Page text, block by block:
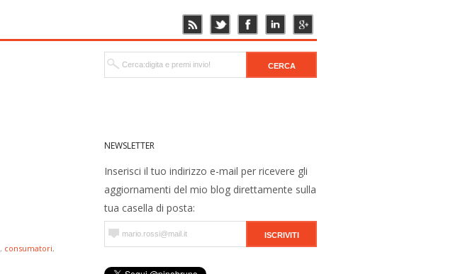
NEWSLETTER
Inserisci il tuo indirizzo e-mail per ricevere gli
aggiornamenti del mio blog direttamente sulla
tua casella di posta:
, consumatori,